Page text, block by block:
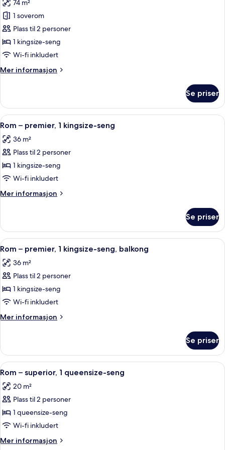
av
Suite,
1
kingsize-
seng
74 m²
1 soverom
Plass til 2 personer
1 kingsize-seng
Wi-fi inkludert
Mer informasjon
Mer
1
kingsize-
seng
(Lapidus)
Se priser
Åpne
alle
bildene
av
Rom
–
premier,
1
seng
Rom – premier, 1 kingsize-seng |
6
Rom – premier, 1 kingsize-seng
36 m²
Plass til 2 personer
1 kingsize-seng
Wi-fi inkludert
Mer informasjon
Mer
–
premier,
1
kingsize-
seng
Se priser
Åpne
alle
bildene
av
Rom
–
premier,
1
seng,
balkong
Italienske Frette-laken, sengetøy av
5
Rom – premier, 1 kingsize-seng, balkong
36 m²
Plass til 2 personer
1 kingsize-seng
Wi-fi inkludert
Mer informasjon
Mer
–
premier,
1
seng,
balkong
Se priser
Åpne
alle
bildene
av
Rom
–
superior,
1
Italienske Frette-laken, sengetøy av
4
Rom – superior, 1 queensize-seng
20 m²
Plass til 2 personer
1 queensize-seng
Wi-fi inkludert
Mer informasjon
Mer